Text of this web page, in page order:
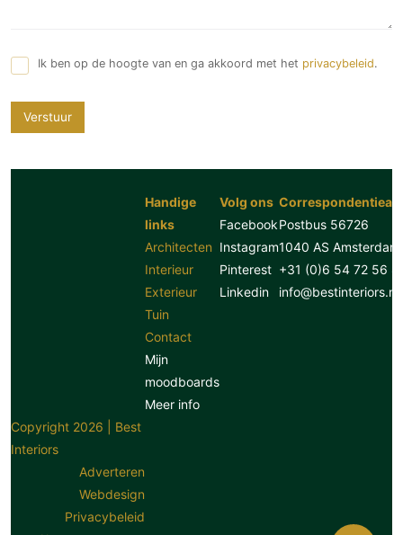
Ik ben op de hoogte van en ga akkoord met het privacybeleid.
Verstuur
Handige
links
Architecten
Interieur
Exterieur
Tuin
Contact
Mijn
moodboards
Meer info
Volg ons
Facebook
Instagram
Pinterest
Linkedin
Postbus 56726
1040 AS Amsterdam
+31 (0)6 54 72 56
info@bestinteriors.nl
Copyright 2026 | Best
Interiors
Adverteren
Webdesign
Privacybeleid